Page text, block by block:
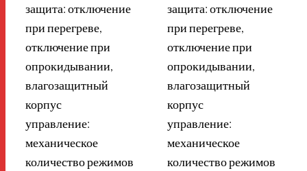
защита: отключение
при перегреве,
отключение при
опрокидывании,
влагозащитный
корпус
управление:
механическое
количество режимов
защита: отключение
при перегреве,
отключение при
опрокидывании,
влагозащитный
корпус
управление:
механическое
количество режимов